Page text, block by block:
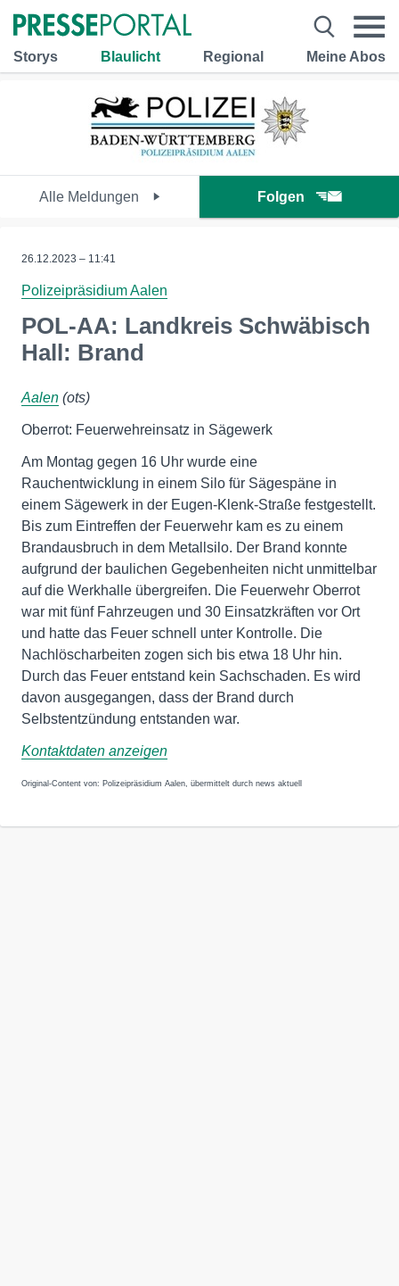
Storys Blaulicht Regional Meine Abos
Alle Meldungen Folgen
26.12.2023 – 11:41
Polizeipräsidium Aalen
POL-AA: Landkreis Schwäbisch
Hall: Brand
Aalen (ots)
Oberrot: Feuerwehreinsatz in Sägewerk
Am Montag gegen 16 Uhr wurde eine
Rauchentwicklung in einem Silo für Sägespäne in
einem Sägewerk in der Eugen-Klenk-Straße festgestellt.
Bis zum Eintreffen der Feuerwehr kam es zu einem
Brandausbruch in dem Metallsilo. Der Brand konnte
aufgrund der baulichen Gegebenheiten nicht unmittelbar
auf die Werkhalle übergreifen. Die Feuerwehr Oberrot
war mit fünf Fahrzeugen und 30 Einsatzkräften vor Ort
und hatte das Feuer schnell unter Kontrolle. Die
Nachlöscharbeiten zogen sich bis etwa 18 Uhr hin.
Durch das Feuer entstand kein Sachschaden. Es wird
davon ausgegangen, dass der Brand durch
Selbstentzündung entstanden war.
Kontaktdaten anzeigen
Original-Content von: Polizeipräsidium Aalen, übermittelt durch news aktuell